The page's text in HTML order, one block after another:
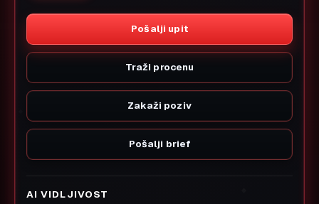
Pošalji upit
Traži procenu
Zakaži poziv
Pošalji brief
AI VIDLJIVOST